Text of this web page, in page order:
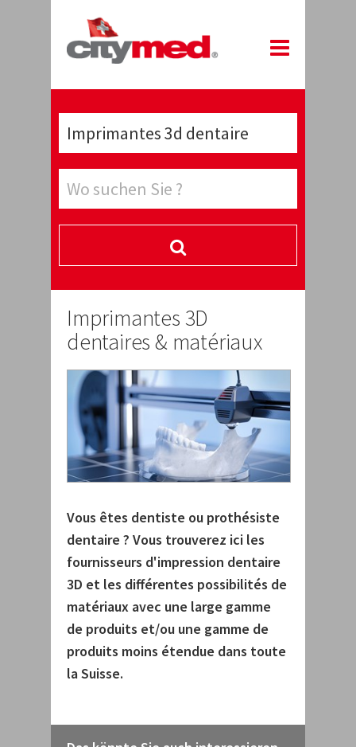
Imprimantes 3D
dentaires & matériaux
Vous êtes dentiste ou prothésiste
dentaire ? Vous trouverez ici les
fournisseurs d'impression dentaire
3D et les différentes possibilités de
matériaux avec une large gamme
de produits et/ou une gamme de
produits moins étendue dans toute
la Suisse.